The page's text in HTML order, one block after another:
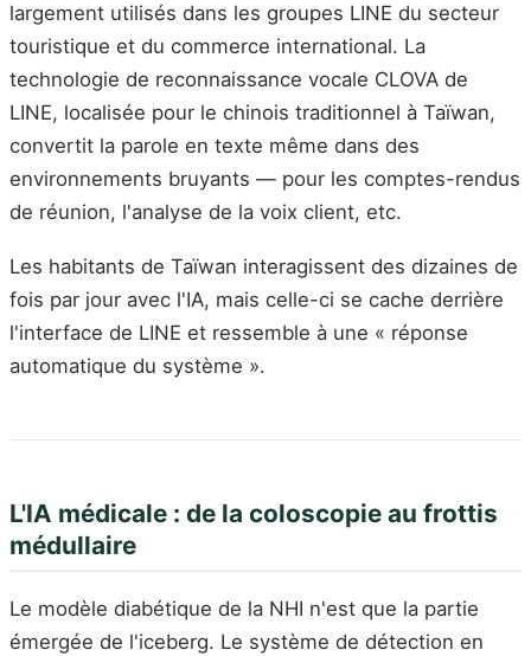
largement utilisés dans les groupes LINE du secteur
touristique et du commerce international. La
technologie de reconnaissance vocale CLOVA de
LINE, localisée pour le chinois traditionnel à Taïwan,
convertit la parole en texte même dans des
environnements bruyants — pour les comptes-rendus
de réunion, l'analyse de la voix client, etc.
Les habitants de Taïwan interagissent des dizaines de
fois par jour avec l'IA, mais celle-ci se cache derrière
l'interface de LINE et ressemble à une « réponse
automatique du système ».
L'IA médicale : de la coloscopie au frottis
médullaire
Le modèle diabétique de la NHI n'est que la partie
émergée de l'iceberg. Le système de détection en